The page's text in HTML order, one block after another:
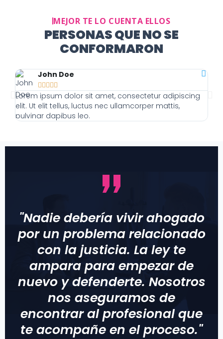
MEJOR TE LO CUENTA ELLOS
PERSONAS QUE NO SE
CONFORMARON
John Doe
    
Lorem ipsum dolor sit amet, consectetur adipiscing
elit. Ut elit tellus, luctus nec ullamcorper mattis,
pulvinar dapibus leo.
"Nadie debería vivir ahogado
por un problema relacionado
con la justicia. La ley te
ampara para empezar de
nuevo y defenderte. Nosotros
nos aseguramos de
encontrar al profesional que
te acompañe en el proceso."